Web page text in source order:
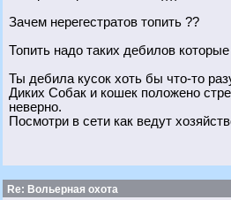
Зачем нерегестратов топить ??
Топить надо таких дебилов
Ты дебила кусок хоть бы что-то
Диких Собак и кошек положено
неверно.
Посмотри в сети как ведут
Re: Вольерная охота